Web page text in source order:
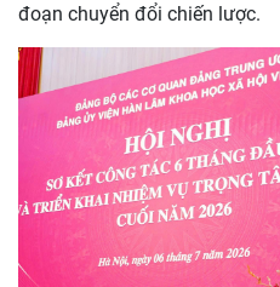
đoạn chuyển đổi chiến lược.